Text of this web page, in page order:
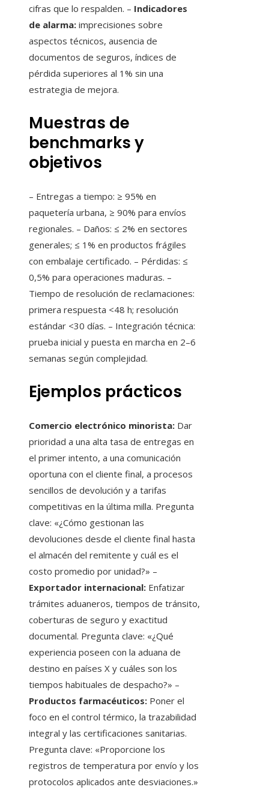
cifras que lo respalden. – Indicadores
de alarma: imprecisiones sobre
aspectos técnicos, ausencia de
documentos de seguros, índices de
pérdida superiores al 1% sin una
estrategia de mejora.
Muestras de
benchmarks y
objetivos
– Entregas a tiempo: ≥ 95% en
paquetería urbana, ≥ 90% para envíos
regionales. – Daños: ≤ 2% en sectores
generales; ≤ 1% en productos frágiles
con embalaje certificado. – Pérdidas: ≤
0,5% para operaciones maduras. –
Tiempo de resolución de reclamaciones:
primera respuesta <48 h; resolución
estándar <30 días. – Integración técnica:
prueba inicial y puesta en marcha en 2–6
semanas según complejidad.
Ejemplos prácticos
Comercio electrónico minorista: Dar
prioridad a una alta tasa de entregas en
el primer intento, a una comunicación
oportuna con el cliente final, a procesos
sencillos de devolución y a tarifas
competitivas en la última milla. Pregunta
clave: «¿Cómo gestionan las
devoluciones desde el cliente final hasta
el almacén del remitente y cuál es el
costo promedio por unidad?» –
Exportador internacional: Enfatizar
trámites aduaneros, tiempos de tránsito,
coberturas de seguro y exactitud
documental. Pregunta clave: «¿Qué
experiencia poseen con la aduana de
destino en países X y cuáles son los
tiempos habituales de despacho?» –
Productos farmacéuticos: Poner el
foco en el control térmico, la trazabilidad
integral y las certificaciones sanitarias.
Pregunta clave: «Proporcione los
registros de temperatura por envío y los
protocolos aplicados ante desviaciones.»